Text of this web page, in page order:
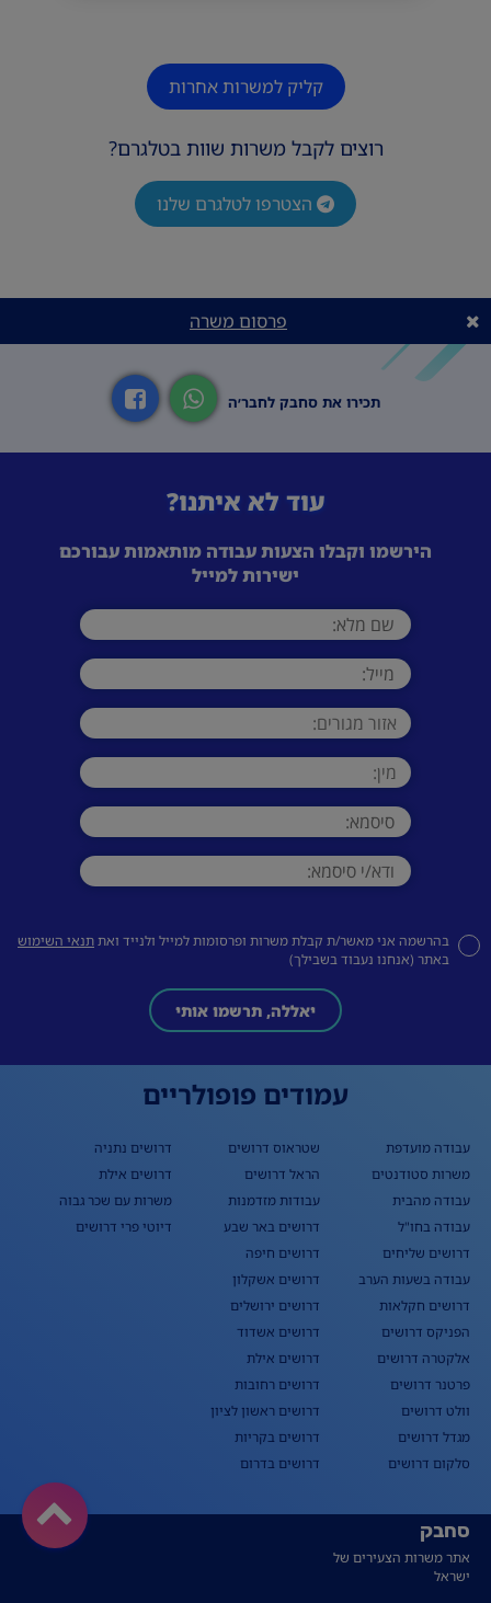
קליק למשרות אחרות
רוצים לקבל משרות שוות בטלגרם?
הצטרפו לטלגרם שלנו
פרסום משרה
תכירו את סחבק לחבר׳ה
עוד לא איתנו?
הירשמו וקבלו הצעות עבודה מותאמות עבורכם
ישירות למייל
בהרשמה אני מאשר/ת קבלת משרות ופרסומות למייל ולנייד ואתתנאי השימוש
באתר (אנחנו נעבוד בשבילך)
יאללה, תרשמו אותי
עמודים פופולריים
עבודה מועדפת
משרות סטודנטים
עבודה מהבית
עבודה בחו"ל
דרושים שליחים
עבודה בשעות הערב
דרושים חקלאות
הפניקס דרושים
אלקטרה דרושים
פרטנר דרושים
וולט דרושים
מגדל דרושים
סלקום דרושים
שטראוס דרושים
הראל דרושים
עבודות מזדמנות
דרושים באר שבע
דרושים חיפה
דרושים אשקלון
דרושים ירושלים
דרושים אשדוד
דרושים אילת
דרושים רחובות
דרושים ראשון לציון
דרושים בקריות
דרושים בדרום
דרושים נתניה
דרושים אילת
משרות עם שכר גבוה
דיוטי פרי דרושים
סחבק
אתר משרות הצעירים של
ישראל